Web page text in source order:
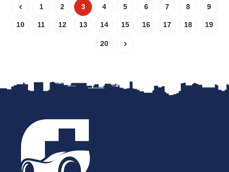
1 2 3 4 5 6 7 8 9
10 11 12 13 14 15 16 17 18 19
20